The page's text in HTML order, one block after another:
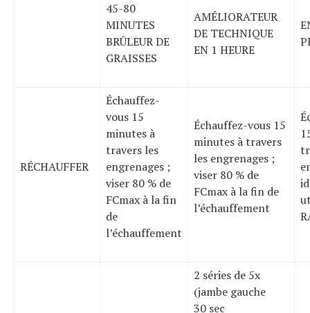
45-80
MINUTES
BRÛLEUR DE
GRAISSES
AMÉLIORATEUR
DE TECHNIQUE
EN 1 HEURE
RÉCHAUFFER
Échauffez-
vous 15
minutes à
travers les
engrenages ;
viser 80 % de
FCmax à la fin
de
l’échauffement
Échauffez-vous 15
minutes à travers
les engrenages ;
viser 80 % de
FCmax à la fin de
l’échauffement
2 séries de 5x
(jambe gauche
30 sec